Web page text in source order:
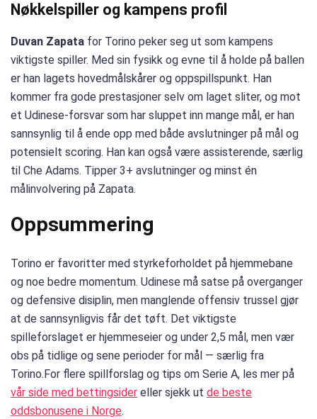
Nøkkelspiller og kampens profil
Duvan Zapata for Torino peker seg ut som kampens
viktigste spiller. Med sin fysikk og evne til å holde på ballen
er han lagets hovedmålskårer og oppspillspunkt. Han
kommer fra gode prestasjoner selv om laget sliter, og mot
et Udinese-forsvar som har sluppet inn mange mål, er han
sannsynlig til å ende opp med både avslutninger på mål og
potensielt scoring. Han kan også være assisterende, særlig
til Che Adams. Tipper 3+ avslutninger og minst én
målinvolvering på Zapata.
Oppsummering
Torino er favoritter med styrkeforholdet på hjemmebane
og noe bedre momentum. Udinese må satse på overganger
og defensive disiplin, men manglende offensiv trussel gjør
at de sannsynligvis får det tøft. Det viktigste
spilleforslaget er hjemmeseier og under 2,5 mål, men vær
obs på tidlige og sene perioder for mål — særlig fra
Torino.For flere spillforslag og tips om Serie A, les mer på
vår side med bettingsider eller sjekk ut de beste
oddsbonusene i Norge.